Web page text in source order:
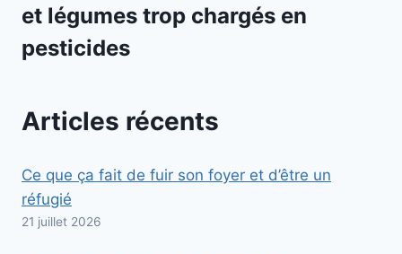
et légumes trop chargés en
pesticides
Articles récents
Ce que ça fait de fuir son foyer et d’être un
réfugié
21 juillet 2026